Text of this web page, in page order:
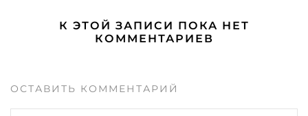
К ЭТОЙ ЗАПИСИ ПОКА НЕТ
КОММЕНТАРИЕВ
ОСТАВИТЬ КОММЕНТАРИЙ